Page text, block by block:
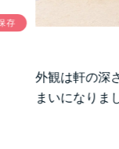
外観は軒の深
まいになりま